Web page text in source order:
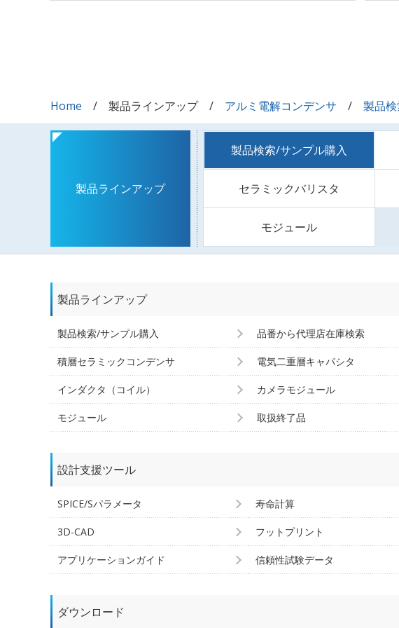
Home 製品ラインアップ アルミ電解コンデンサ 製品
製品ラインアップ
製品検索/サンプル購入
セラミックバリスタ
モジュール
製品ラインアップ
製品検索/サンプル購入 品番から代理店在庫検索
積層セラミックコンデンサ 電気二重層キャパシタ
インダクタ（コイル） カメラモジュール
モジュール 取扱終了品
設計支援ツール
SPICE/Sパラメータ 寿命計算
3D-CAD フットプリント
アプリケーションガイド 信頼性試験データ
ダウンロード